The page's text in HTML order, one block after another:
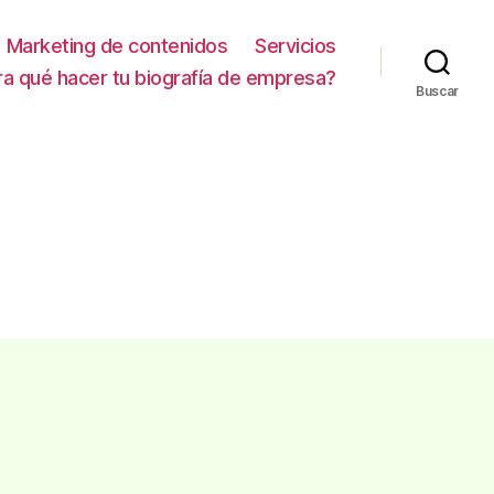
Marketing de contenidos
Servicios
qué hacer tu biografía de empresa?
Buscar